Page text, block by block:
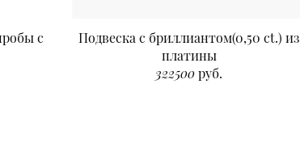
с
Подвеска с бриллиантом(0,50 ct.) из
платины
322500руб.